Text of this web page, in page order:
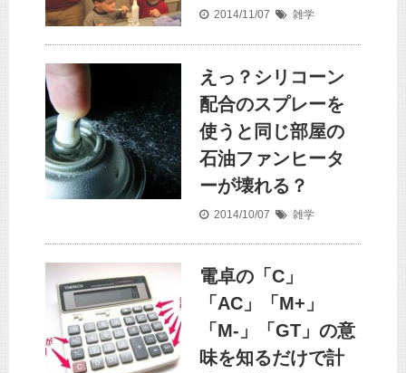
2014/11/07 雑学
えっ？シリコーン
配合のスプレーを
使うと同じ部屋の
石油ファンヒータ
ーが壊れる？
2014/10/07 雑学
電卓の「C」
「AC」「M+」
「M-」「GT」の意
味を知るだけで計